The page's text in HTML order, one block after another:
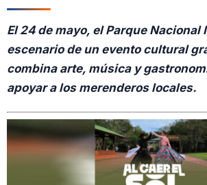
El 24 de mayo, el Parque Nacional
escenario de un evento cultural
combina arte, música y
apoyar a los merenderos locales.